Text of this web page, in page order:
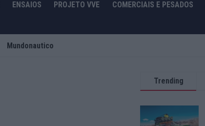
ENSAIOS PROJETO VVE COMERCIAIS E PESADOS
Mundonautico
Trending